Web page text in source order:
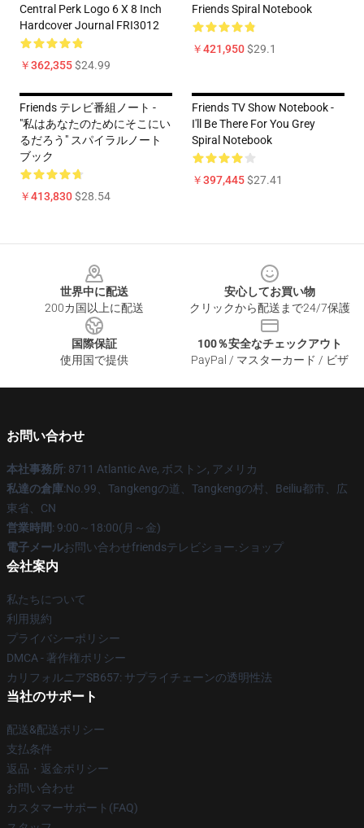
Central Perk Logo 6 X 8 Inch
Hardcover Journal FRI3012
￥362,355$24.99
Friends Spiral Notebook
￥421,950$29.1
Friends テレビ番組ノート -
"私はあなたのためにそこにい
るだろう" スパイラルノート
ブック
￥413,830$28.54
Friends TV Show Notebook -
I'll Be There For You Grey
Spiral Notebook
￥397,445$27.41
世界中に配送
200カ国以上に配送
安心してお買い物
クリックから配送まで24/7保護
国際保証
使用国で提供
100％安全なチェックアウト
PayPal / マスターカード / ビザ
お問い合わせ
本社事務所: 8711 Atlantic Ave, ボストン, アメリカ
私達の倉庫:No.99、Tangkengの道、Tangkengの村、Beiliu都市、広
東省、CN
営業時間: 9:00～18:00(月～金)
電子メールお問い合わせfriendsテレビショー.ショップ
会社案内
私たちについて
利用規約
プライバシーポリシー
DMCA - 著作権ポリシー
カリフォルニアSB657: サプライチェーンの透明性法
当社のサポート
配送&配送ポリシー
支払条件
返品・返金ポリシー
お問い合わせ
カスタマーサポート(FAQ)